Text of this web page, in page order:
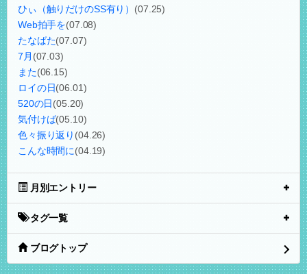
ひぃ（触りだけのSS有り） (07.25)
Web拍手を(07.08)
たなばた(07.07)
7月 (07.03)
また(06.15)
ロイの日(06.01)
520の日(05.20)
気付けば(05.10)
色々振り返り (04.26)
こんな時間に(04.19)
月別エントリー
タグ一覧
ブログトップ